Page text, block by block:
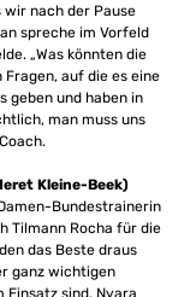
nach der Pause
spreche im Vorfeld
„Was könnten die
auf die es eine
geben und haben in
man muss uns
Kleine-Beek)
Bundestrainerin
Tilmann Rocha für die
das Beste draus
ganz wichtigen